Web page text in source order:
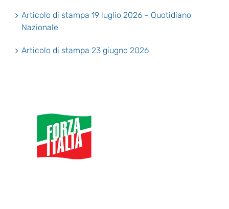
Articolo di stampa 19 luglio 2026 – Quotidiano
Nazionale
Articolo di stampa 23 giugno 2026